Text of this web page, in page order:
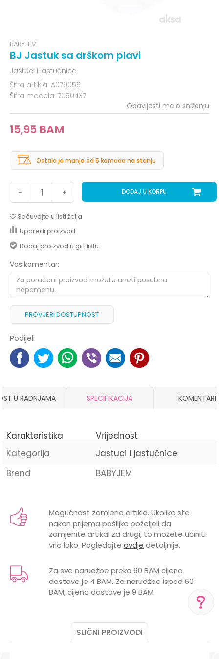
BABYJEM
BJ Jastuk sa drškom plavi
Jastuci i jastučnice
Šifra artikla: A079059
Šifra modela: 7050437
15,95 BAM
Obavijesti me o sniženju
Ostalo je manje od 5 komada na stanju
DODAJ U KORPU
Sačuvajte u listi želja
Uporedi proizvod
Dodaj proizvod u gift listu
Vaš komentar:
PROVJERI DOSTUPNOST
Podijeli
POMOĆ PRI KUPOVINI
Za više informacija,
U RADNJAMA SPECIFIKACIJA KOMENTARI
Karakteristika
Vrijednost
Kategorija
Jastuci i jastučnice
Brend
BABYJEM
Email
Mogućnost zamjene artikla. Ukoliko ste
nakon prijema pošiljke poželjeli da
zamjenite artikal za drugi, to možete učiniti
vrlo lako. Pogledajte ovdje detaljnije.
Za sve narudžbe preko 60 BAM cijena
dostave je 4 BAM. Za narudžbe ispod 60
BAM, cijena dostave je 9 BAM.
SLIČNI PROIZVODI